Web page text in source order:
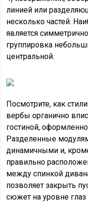
линией или
несколько частей.
является
группировка
центральной.
Посмотрите, как
вербы органично
гостиной,
Разделенные
динамичными и,
правильно
между спинкой
позволяет закрыть
сюжет на уровне глаз